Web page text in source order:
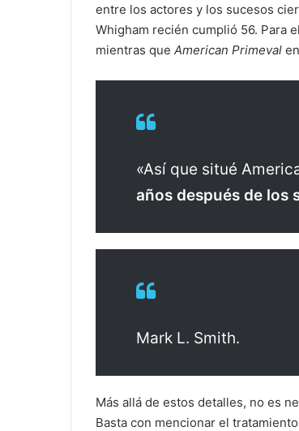
entre los actores y los sucesos
Whigham recién cumplió 56. Para
mientras que American Primeval
«Así que situé
años después de los
Mark L. Smith.
Más allá de estos detalles, no es
Basta con mencionar el